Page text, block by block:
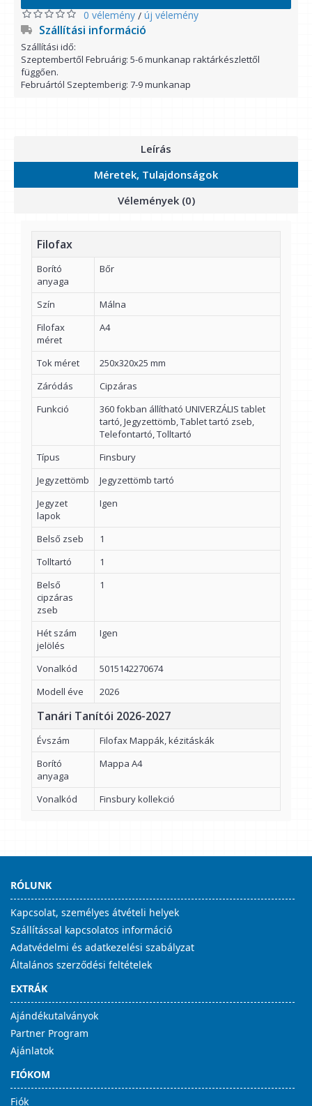
0 vélemény / új vélemény
Szállítási információ
Szállítási idő:
Szeptembertől Februárig: 5-6 munkanap raktárkészlettől
függően.
Februártól Szeptemberig: 7-9 munkanap
Leírás
Méretek, Tulajdonságok
Vélemények (0)
Filofax
Borító
anyaga
Bőr
Szín
Málna
Filofax
méret
A4
Tok méret
250x320x25 mm
Záródás
Cipzáras
Funkció
360 fokban állítható UNIVERZÁLIS tablet
tartó, Jegyzettömb, Tablet tartó zseb,
Telefontartó, Tolltartó
Típus
Finsbury
Jegyzettömb
Jegyzettömb tartó
Jegyzet
lapok
Igen
Belső zseb
1
Tolltartó
1
Belső
cipzáras
zseb
1
Hét szám
jelölés
Igen
Vonalkód
5015142270674
Modell éve
2026
Tanári Tanítói 2026-2027
Évszám
Filofax Mappák, kézitáskák
Borító
anyaga
Mappa A4
Vonalkód Finsbury kollekció
RÓLUNK
Kapcsolat, személyes átvételi helyek
Szállítással kapcsolatos információ
Adatvédelmi és adatkezelési szabályzat
Általános szerződési feltételek
EXTRÁK
Ajándékutalványok
Partner Program
Ajánlatok
FIÓKOM
Fiók